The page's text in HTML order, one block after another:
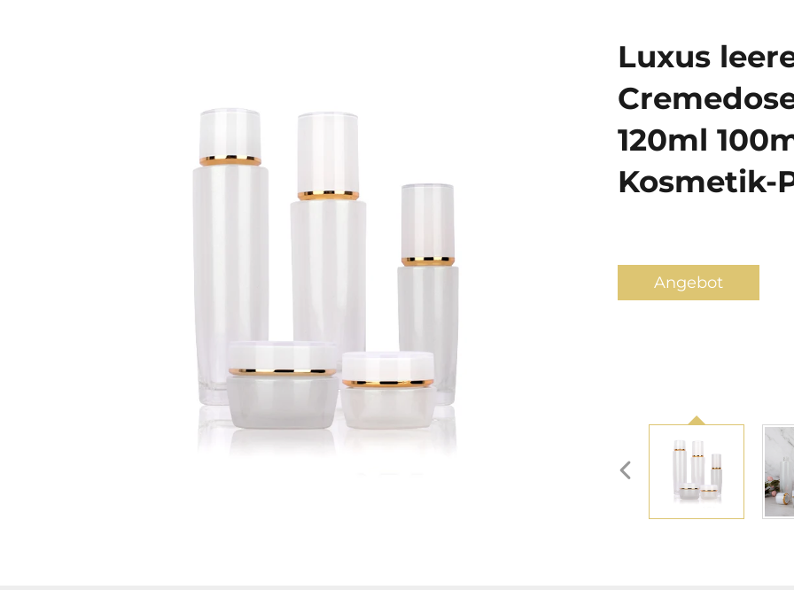
Luxus
120ml
Kosmetik-
Angebot